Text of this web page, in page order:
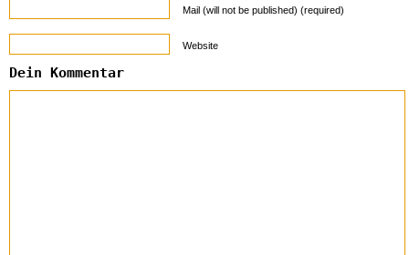
Mail (will not be published) (required)
Website
Dein Kommentar